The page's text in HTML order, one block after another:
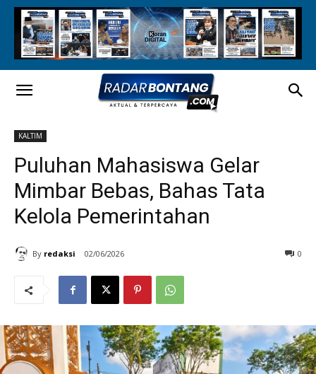
KALTIM
Puluhan Mahasiswa Gelar
Mimbar Bebas, Bahas Tata
Kelola Pemerintahan
By redaksi 02/06/2026 0